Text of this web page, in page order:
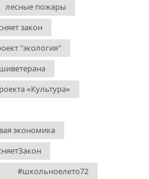
лесные пожары
закон
"экология"
«Культура»
экономика
#школьноелето72